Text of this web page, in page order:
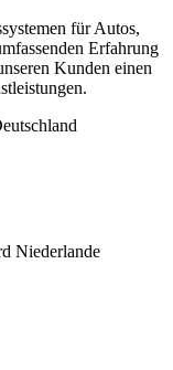
für Autos,
Erfahrung
Kunden einen
Niederlande